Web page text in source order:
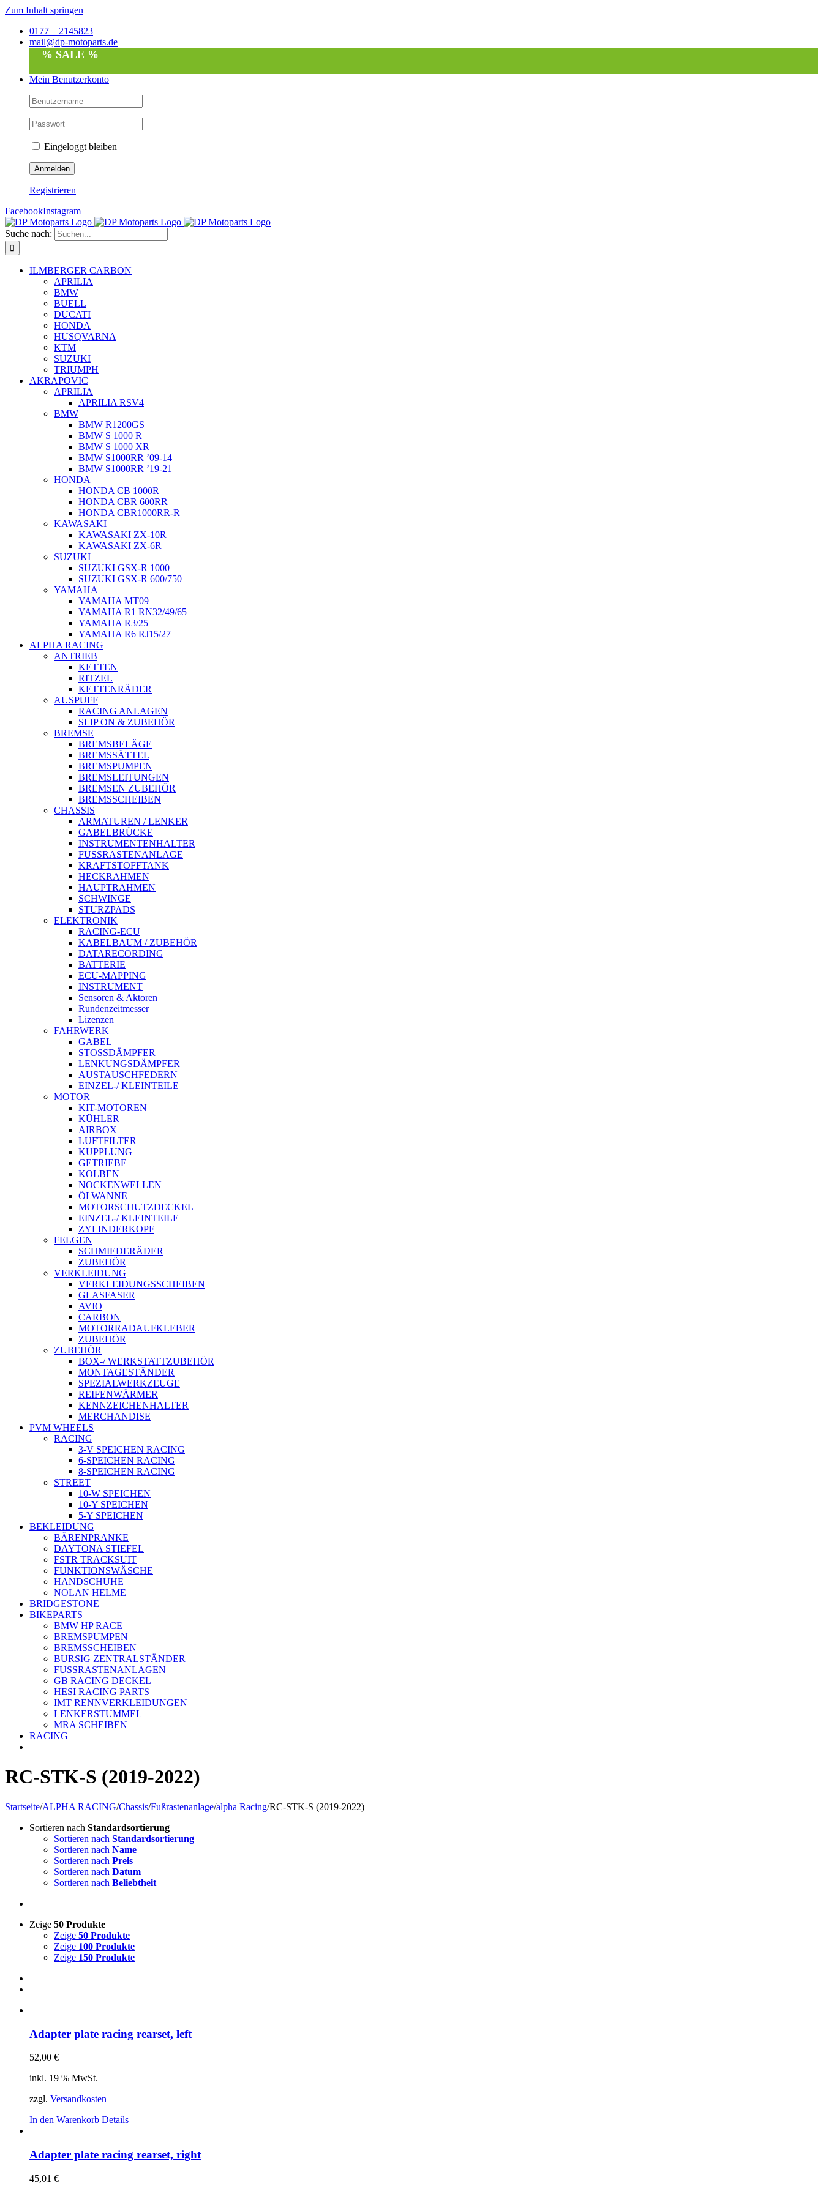
Zum Inhalt springen
0177 – 2145823
mail@dp-motoparts.de
% SALE %
Mein Benutzerkonto
Eingeloggt bleiben
Registrieren
FacebookInstagram
Suche nach:
ILMBERGER CARBON
APRILIA
BMW
BUELL
DUCATI
HONDA
HUSQVARNA
KTM
SUZUKI
TRIUMPH
AKRAPOVIC
APRILIA
APRILIA RSV4
BMW
BMW R1200GS
BMW S 1000 R
BMW S 1000 XR
BMW S1000RR ’09-14
BMW S1000RR ’19-21
HONDA
HONDA CB 1000R
HONDA CBR 600RR
HONDA CBR1000RR-R
KAWASAKI
KAWASAKI ZX-10R
KAWASAKI ZX-6R
SUZUKI
SUZUKI GSX-R 1000
SUZUKI GSX-R 600/750
YAMAHA
YAMAHA MT09
YAMAHA R1 RN32/49/65
YAMAHA R3/25
YAMAHA R6 RJ15/27
ALPHA RACING
ANTRIEB
KETTEN
RITZEL
KETTENRÄDER
AUSPUFF
RACING ANLAGEN
SLIP ON & ZUBEHÖR
BREMSE
BREMSBELÄGE
BREMSSÄTTEL
BREMSPUMPEN
BREMSLEITUNGEN
BREMSEN ZUBEHÖR
BREMSSCHEIBEN
CHASSIS
ARMATUREN / LENKER
GABELBRÜCKE
INSTRUMENTENHALTER
FUSSRASTENANLAGE
KRAFTSTOFFTANK
HECKRAHMEN
HAUPTRAHMEN
SCHWINGE
STURZPADS
ELEKTRONIK
RACING-ECU
KABELBAUM / ZUBEHÖR
DATARECORDING
BATTERIE
ECU-MAPPING
INSTRUMENT
Sensoren & Aktoren
Rundenzeitmesser
Lizenzen
FAHRWERK
GABEL
STOSSDÄMPFER
LENKUNGSDÄMPFER
AUSTAUSCHFEDERN
EINZEL-/ KLEINTEILE
MOTOR
KIT-MOTOREN
KÜHLER
AIRBOX
LUFTFILTER
KUPPLUNG
GETRIEBE
KOLBEN
NOCKENWELLEN
ÖLWANNE
MOTORSCHUTZDECKEL
EINZEL-/ KLEINTEILE
ZYLINDERKOPF
FELGEN
SCHMIEDERÄDER
ZUBEHÖR
VERKLEIDUNG
VERKLEIDUNGSSCHEIBEN
GLASFASER
AVIO
CARBON
MOTORRADAUFKLEBER
ZUBEHÖR
ZUBEHÖR
BOX-/ WERKSTATTZUBEHÖR
MONTAGESTÄNDER
SPEZIALWERKZEUGE
REIFENWÄRMER
KENNZEICHENHALTER
MERCHANDISE
PVM WHEELS
RACING
3-V SPEICHEN RACING
6-SPEICHEN RACING
8-SPEICHEN RACING
STREET
10-W SPEICHEN
10-Y SPEICHEN
5-Y SPEICHEN
BEKLEIDUNG
BÄRENPRANKE
DAYTONA STIEFEL
FSTR TRACKSUIT
FUNKTIONSWÄSCHE
HANDSCHUHE
NOLAN HELME
BRIDGESTONE
BIKEPARTS
BMW HP RACE
BREMSPUMPEN
BREMSSCHEIBEN
BURSIG ZENTRALSTÄNDER
FUSSRASTENANLAGEN
GB RACING DECKEL
HESI RACING PARTS
IMT RENNVERKLEIDUNGEN
LENKERSTUMMEL
MRA SCHEIBEN
RACING
RC-STK-S (2019-2022)
Startseite/ALPHA RACING/Chassis/Fußrastenanlage/alpha Racing/RC-STK-S (2019-2022)
Sortieren nach Standardsortierung
Sortieren nach Standardsortierung
Sortieren nach Name
Sortieren nach Preis
Sortieren nach Datum
Sortieren nach Beliebtheit
Zeige 50 Produkte
Zeige 50 Produkte
Zeige 100 Produkte
Zeige 150 Produkte
Adapter plate racing rearset, left
52,00 €
inkl. 19 % MwSt.
zzgl. Versandkosten
In den Warenkorb Details
Adapter plate racing rearset, right
45,01 €